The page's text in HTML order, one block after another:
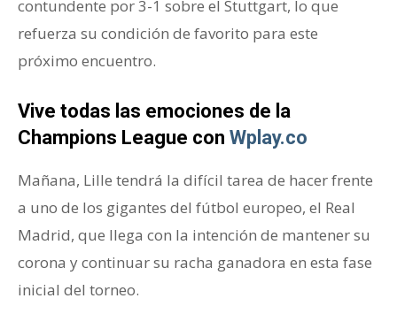
contundente por 3-1 sobre el Stuttgart, lo que
refuerza su condición de favorito para este
próximo encuentro.
Vive todas las emociones de la
Champions League con Wplay.co
Mañana, Lille tendrá la difícil tarea de hacer frente
a uno de los gigantes del fútbol europeo, el Real
Madrid, que llega con la intención de mantener su
corona y continuar su racha ganadora en esta fase
inicial del torneo.